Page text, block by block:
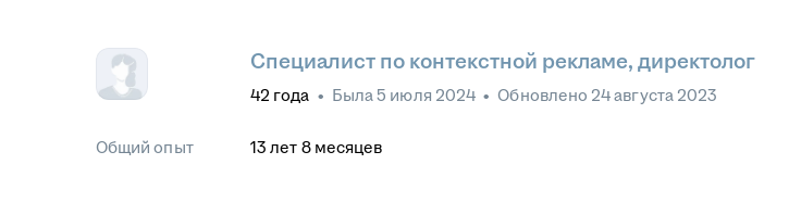
Специалист по контекстной рекламе, директолог
42 года • Была5 июля 2024 • Обновлено 24 августа 2023
Общий опыт 13 лет 8 месяцев